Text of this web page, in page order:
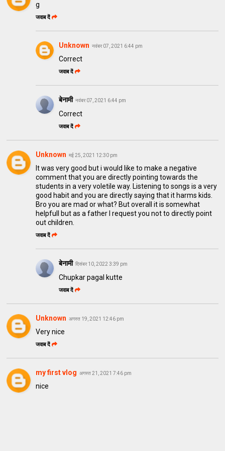
g
जवाब दें
Unknown नवंबर 07, 2021 6:44 pm
Correct
जवाब दें
बेनामी नवंबर 07, 2021 6:44 pm
Correct
जवाब दें
Unknown मई 25, 2021 12:30 pm
It was very good but i would like to make a negative
comment that you are directly pointing towards the
students in a very voletile way. Listening to songs is a very
good habit and you are directly saying that it harms kids.
Bro you are mad or what? But overall it is somewhat
helpfull but as a father I request you not to directly point
out children.
जवाब दें
बेनामी दिसंबर 10, 2022 3:39 pm
Chupkar pagal kutte
जवाब दें
Unknown अगस्त 19, 2021 12:46 pm
Very nice
जवाब दें
my first vlog अगस्त 21, 2021 7:46 pm
nice